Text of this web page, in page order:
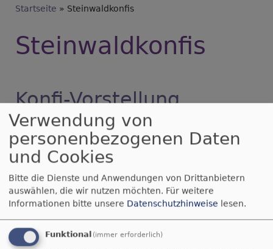
Breadcrumb
Startseite Steinwaldkonfis
Steinwaldkonfis
Konfi-Vorstellung
Rückblick auf unseren Konfi-
Vorstellungsgottesdienst in Windischeschenbach.
Weiterlesenüber
Konfi-
Vorstellung
Himmelfahrt in
Parkstein
Verwendung von
personenbezogenen Daten
und Cookies
Bitte die Dienste und Anwendungen von Drittanbietern
auswählen, die wir nutzen möchten. Für weitere
Informationen bitte unsere Datenschutzhinweise lesen.
Funktional (immer erforderlich)